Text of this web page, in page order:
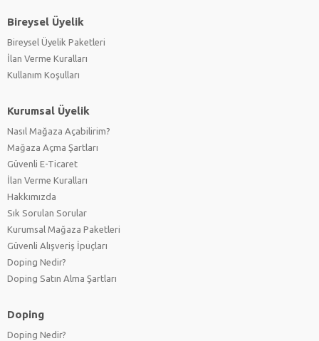
Bireysel Üyelik
Bireysel Üyelik Paketleri
İlan Verme Kuralları
Kullanım Koşulları
Kurumsal Üyelik
Nasıl Mağaza Açabilirim?
Mağaza Açma Şartları
Güvenli E-Ticaret
İlan Verme Kuralları
Hakkımızda
Sık Sorulan Sorular
Kurumsal Mağaza Paketleri
Güvenli Alışveriş İpuçları
Doping Nedir?
Doping Satın Alma Şartları
Doping
Doping Nedir?